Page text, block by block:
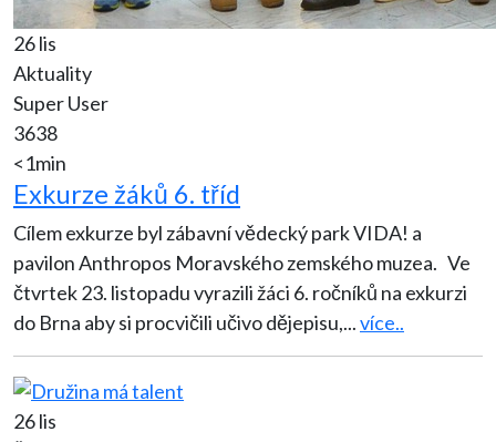
26 lis
Aktuality
Super User
3638
<1min
Exkurze žáků 6. tříd
Cílem exkurze byl zábavní vědecký park VIDA! a
pavilon Anthropos Moravského zemského muzea. Ve
čtvrtek 23. listopadu vyrazili žáci 6. ročníků na exkurzi
do Brna aby si procvičili učivo dějepisu,...více..
26 lis